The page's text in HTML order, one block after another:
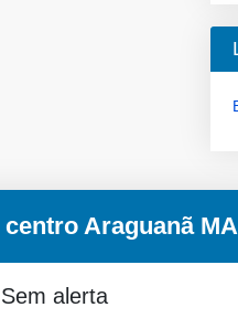
Araguanã MA